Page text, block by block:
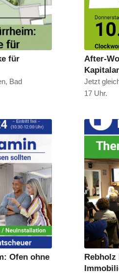
für
Bad
After-
Jetzt
17 Uhr.
Ofen ohne
Rebholz